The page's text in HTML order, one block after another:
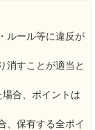
ルール等に違反が
消すことが適当と
合、ポイントは
、保有する全ポイ